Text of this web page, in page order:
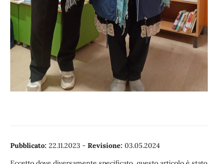
Pubblicato: 22.11.2023 - Revisione: 03.05.2024